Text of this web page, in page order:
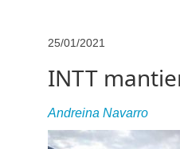
25/01/2021
INTT
Andreina Navarro